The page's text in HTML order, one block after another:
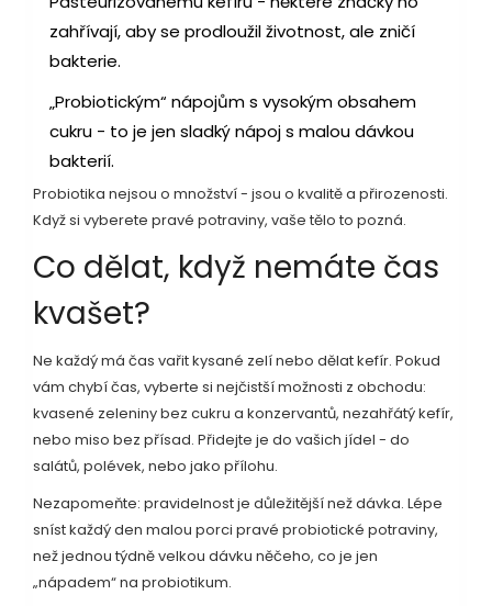
zahřívají, aby se prodloužil životnost, ale zničí
bakterie.
„Probiotickým“ nápojům s vysokým obsahem
cukru - to je jen sladký nápoj s malou dávkou
bakterií.
Probiotika nejsou o množství - jsou o kvalitě a přirozenosti.
Když si vyberete pravé potraviny, vaše tělo to pozná.
Co dělat, když nemáte čas
kvašet?
Ne každý má čas vařit kysané zelí nebo dělat kefír. Pokud
vám chybí čas, vyberte si nejčistší možnosti z obchodu:
kvasené zeleniny bez cukru a konzervantů, nezahřátý kefír,
nebo miso bez přísad. Přidejte je do vašich jídel - do
salátů, polévek, nebo jako přílohu.
Nezapomeňte: pravidelnost je důležitější než dávka. Lépe
sníst každý den malou porci pravé probiotické potraviny,
než jednou týdně velkou dávku něčeho, co je jen
„nápadem“ na probiotikum.